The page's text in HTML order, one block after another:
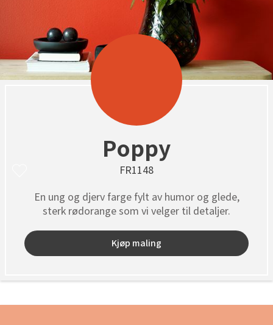
Poppy
FR1148
En ung og djerv farge fylt av humor og glede,
sterk rødorange som vi velger til detaljer.
Kjøp maling